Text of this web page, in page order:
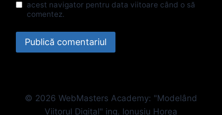
acest navigator pentru data viitoare când o să
comentez.
© 2026 WebMasters Academy: "Modelând
Viitorul Digital" ing. Ionusiu Horea